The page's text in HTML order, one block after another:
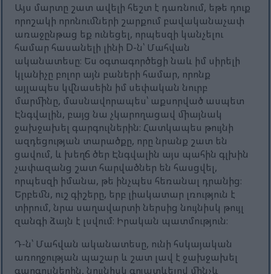
Այս մարտը շատ ավելի հեշտ է դառնում, եթե դուք
որոշակի որոնումների շարքում բավականաչափ
առաջընթաց եք ունեցել, որպեսզի կանչելու
համար հասանելի լինի D-ն՝ Մահվան
ականատեսը։ Ես օգտագործեցի նաև իմ սիրելի
կլանիչը բոլոր այն բաների համար, որոնք
այլապես կվնասեին իմ սեփական նուրբ
մարմինը, մասնավորապես՝ աքսորված ասպետ
Էնգվալին, բայց նա չկարողացավ միայնակ
ջախջախել գարգուլներին։ Հատկապես թույնի
ազդեցության տարածքը, որը նրանք շատ են
ցավում, և խեղճ ծեր Էնգվալին այս պահին գլխին
չափազանց շատ հարվածներ են հասցվել,
որպեսզի իմանա, թե ինչպես հեռանալ դրանից։
Երբեմն, ուշ գիշերը, երբ լիակատար լռություն է
տիրում, նրա սաղավարտի ներսից նույնիսկ թույլ
զանգի ձայն է լսվում։ Իրական պատմություն։
Դ-ն՝ Մահվան ականատեսը, ունի հսկայական
առողջության պաշար և շատ լավ է ջախջախել
գարգուլներին, նույնիսկ գոյատևելով մինչև